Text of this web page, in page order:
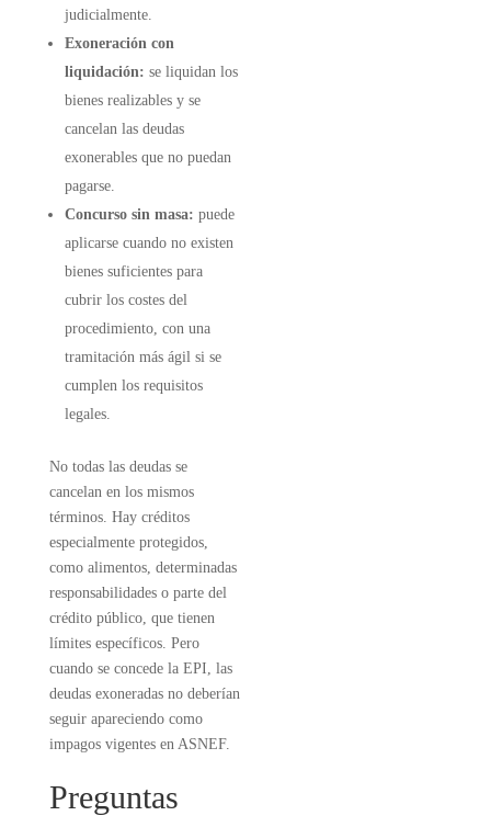
judicialmente.
Exoneración con
liquidación: se liquidan los
bienes realizables y se
cancelan las deudas
exonerables que no puedan
pagarse.
Concurso sin masa: puede
aplicarse cuando no existen
bienes suficientes para
cubrir los costes del
procedimiento, con una
tramitación más ágil si se
cumplen los requisitos
legales.
No todas las deudas se
cancelan en los mismos
términos. Hay créditos
especialmente protegidos,
como alimentos, determinadas
responsabilidades o parte del
crédito público, que tienen
límites específicos. Pero
cuando se concede la EPI, las
deudas exoneradas no deberían
seguir apareciendo como
impagos vigentes en ASNEF.
Preguntas